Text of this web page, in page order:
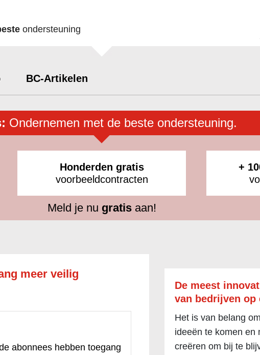
ondersteuning
BC-Artikelen
Ondernemen met de beste ondersteuning.
Honderden gratis
voorbeeldcontracten
+
Meld je nu gratisaan!
meer veilig
abonnees hebben toegang
De meest
van bedrijven op
Het is van belang
ideeën te komen en
creëren om bij te